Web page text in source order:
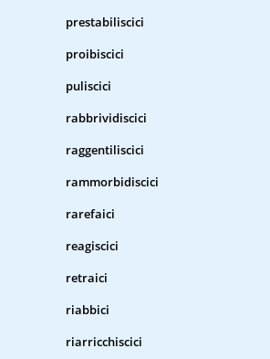
prestabiliscici
proibiscici
puliscici
rabbrividiscici
raggentiliscici
rammorbidiscici
rarefaici
reagiscici
retraici
riabbici
riarricchiscici